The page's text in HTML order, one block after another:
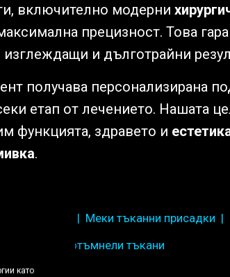
като
включително модерни
прецизност. Това
изглеждащи и дълготрайни
получава персонализирана
етап от лечението. Нашата
функцията, здравето и
.
| Меки тъканни присадки |
потъмнели тъкани